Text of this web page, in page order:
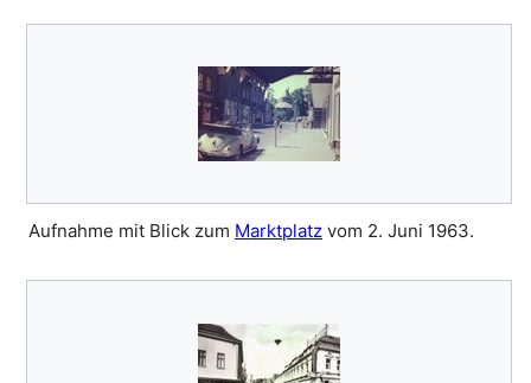
Aufnahme mit Blick zum Marktplatz vom 2. Juni 1963.